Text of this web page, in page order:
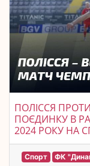
ПОЛІССЯ
ПОЄДИНКУ В
2024 РОКУ НА
Спорт ФК